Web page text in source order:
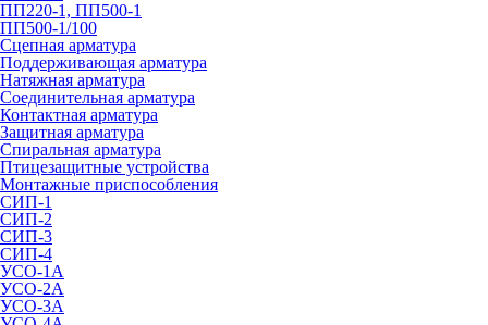
ПП220-1, ПП500-1
ПП500-1/100
Сцепная арматура
Поддерживающая арматура
Натяжная арматура
Соединительная арматура
Контактная арматура
Защитная арматура
Спиральная арматура
Птицезащитные устройства
Монтажные приспособления
СИП-1
СИП-2
СИП-3
СИП-4
УСО-1А
УСО-2А
УСО-3А